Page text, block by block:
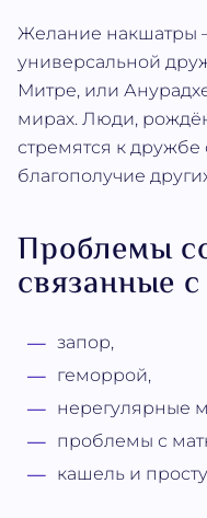
Желание накшатры
универсальной
Митре, или
мирах. Люди,
стремятся к дружбе
благополучие
Проблемы
связанные
запор,
геморрой,
нерегулярные
проблемы с
кашель и